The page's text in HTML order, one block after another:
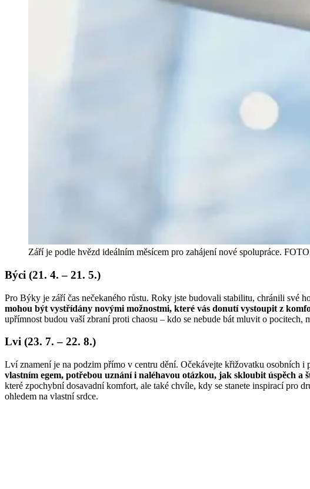
Září je podle hvězd ideálním měsícem pro zahájení nové spolupráce.
Býci (21. 4. – 21. 5.)
Pro Býky je září čas nečekaného růstu. Roky jste budovali stabilitu, chránili své
mohou být vystřídány novými možnostmi, které vás donutí vystoupit z
upřímnost budou vaší zbraní proti chaosu – kdo se nebude bát mluvit o
Lvi (23. 7. – 22. 8.)
Lví znamení je na podzim přímo v centru dění. Očekávejte křižovatku osobních
vlastním egem, potřebou uznání i naléhavou otázkou, jak skloubit úspěch a
které zpochybní dosavadní komfort, ale také chvíle, kdy se stanete inspirací pro
ohledem na vlastní srdce.